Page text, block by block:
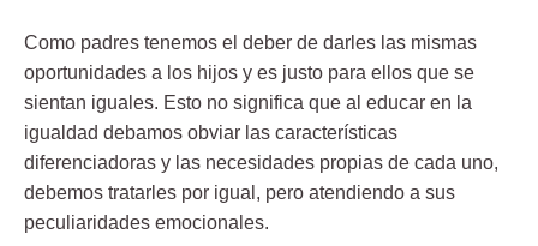
Como padres tenemos el deber de darles las mismas
oportunidades a los hijos y es justo para ellos que se
sientan iguales. Esto no significa que al educar en la
igualdad debamos obviar las características
diferenciadoras y las necesidades propias de cada uno,
debemos tratarles por igual, pero atendiendo a sus
peculiaridades emocionales.